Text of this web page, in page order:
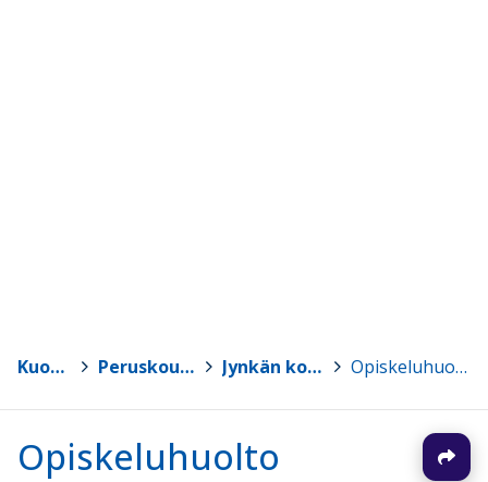
Kuopio > Peruskoulut Jynkän koulu > Opiskeluhuolto
Opiskeluhuolto